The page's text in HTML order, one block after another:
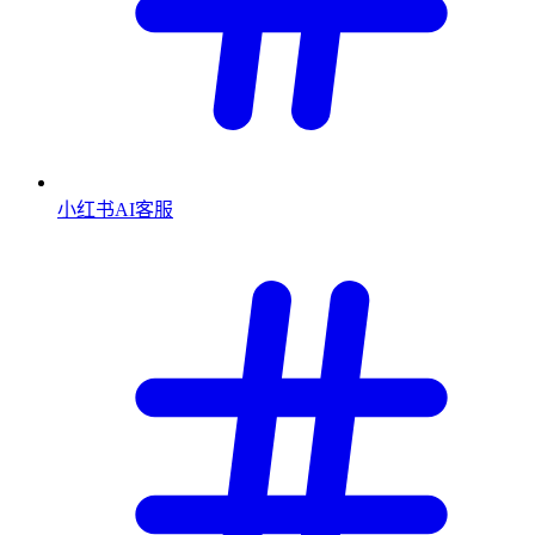
小红书AI客服